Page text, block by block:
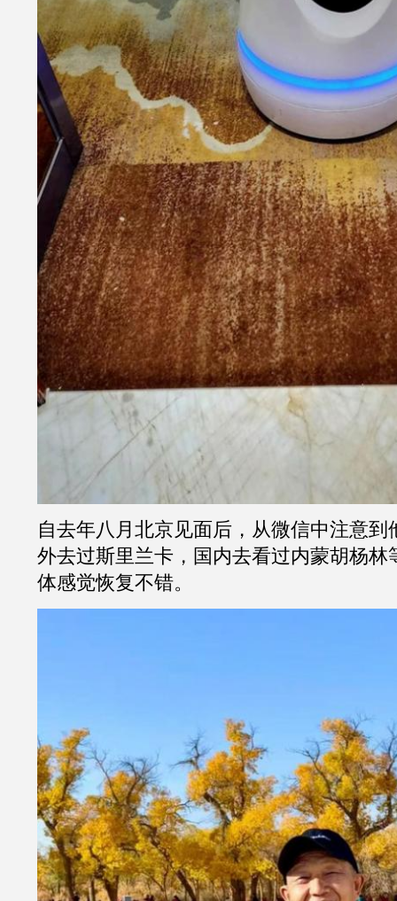
自去年八月北京见面后，从微信中注意到
外去过斯里兰卡，国内去看过内蒙胡杨林
体感觉恢复不错。